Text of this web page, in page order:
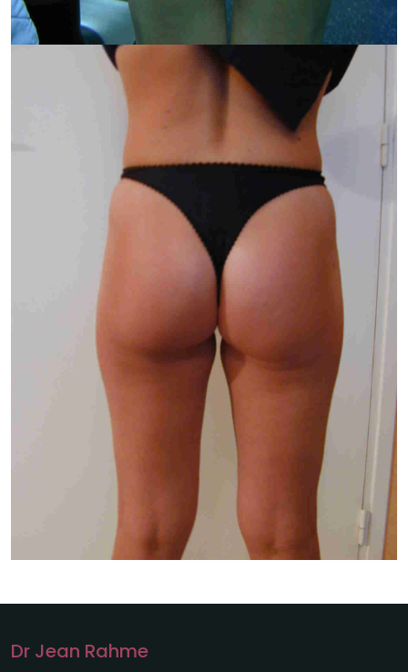
Dr Jean Rahme